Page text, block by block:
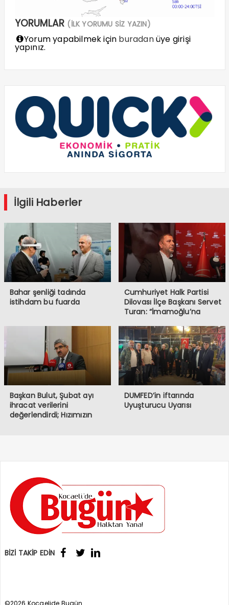
YORUMLAR (İLK YORUMU SİZ YAZIN)
Yorum yapabilmek için buradanüye girişi
yapınız.
İlgili Haberler
Bahar şenliği tadında
istihdam bu fuarda
Cumhuriyet Halk Partisi
Dilovası İlçe Başkanı Servet
Turan: “İmamoğlu’na
Halkın İradesine
Müdahaledir”
Başkan Bulut, Şubat ayı
ihracat verilerini
değerlendirdi; Hızımızın
DUMFED’in iftarında
Uyuşturucu Uyarısı
BİZİ TAKİP EDİN
©2026 Kocaelide Bugün